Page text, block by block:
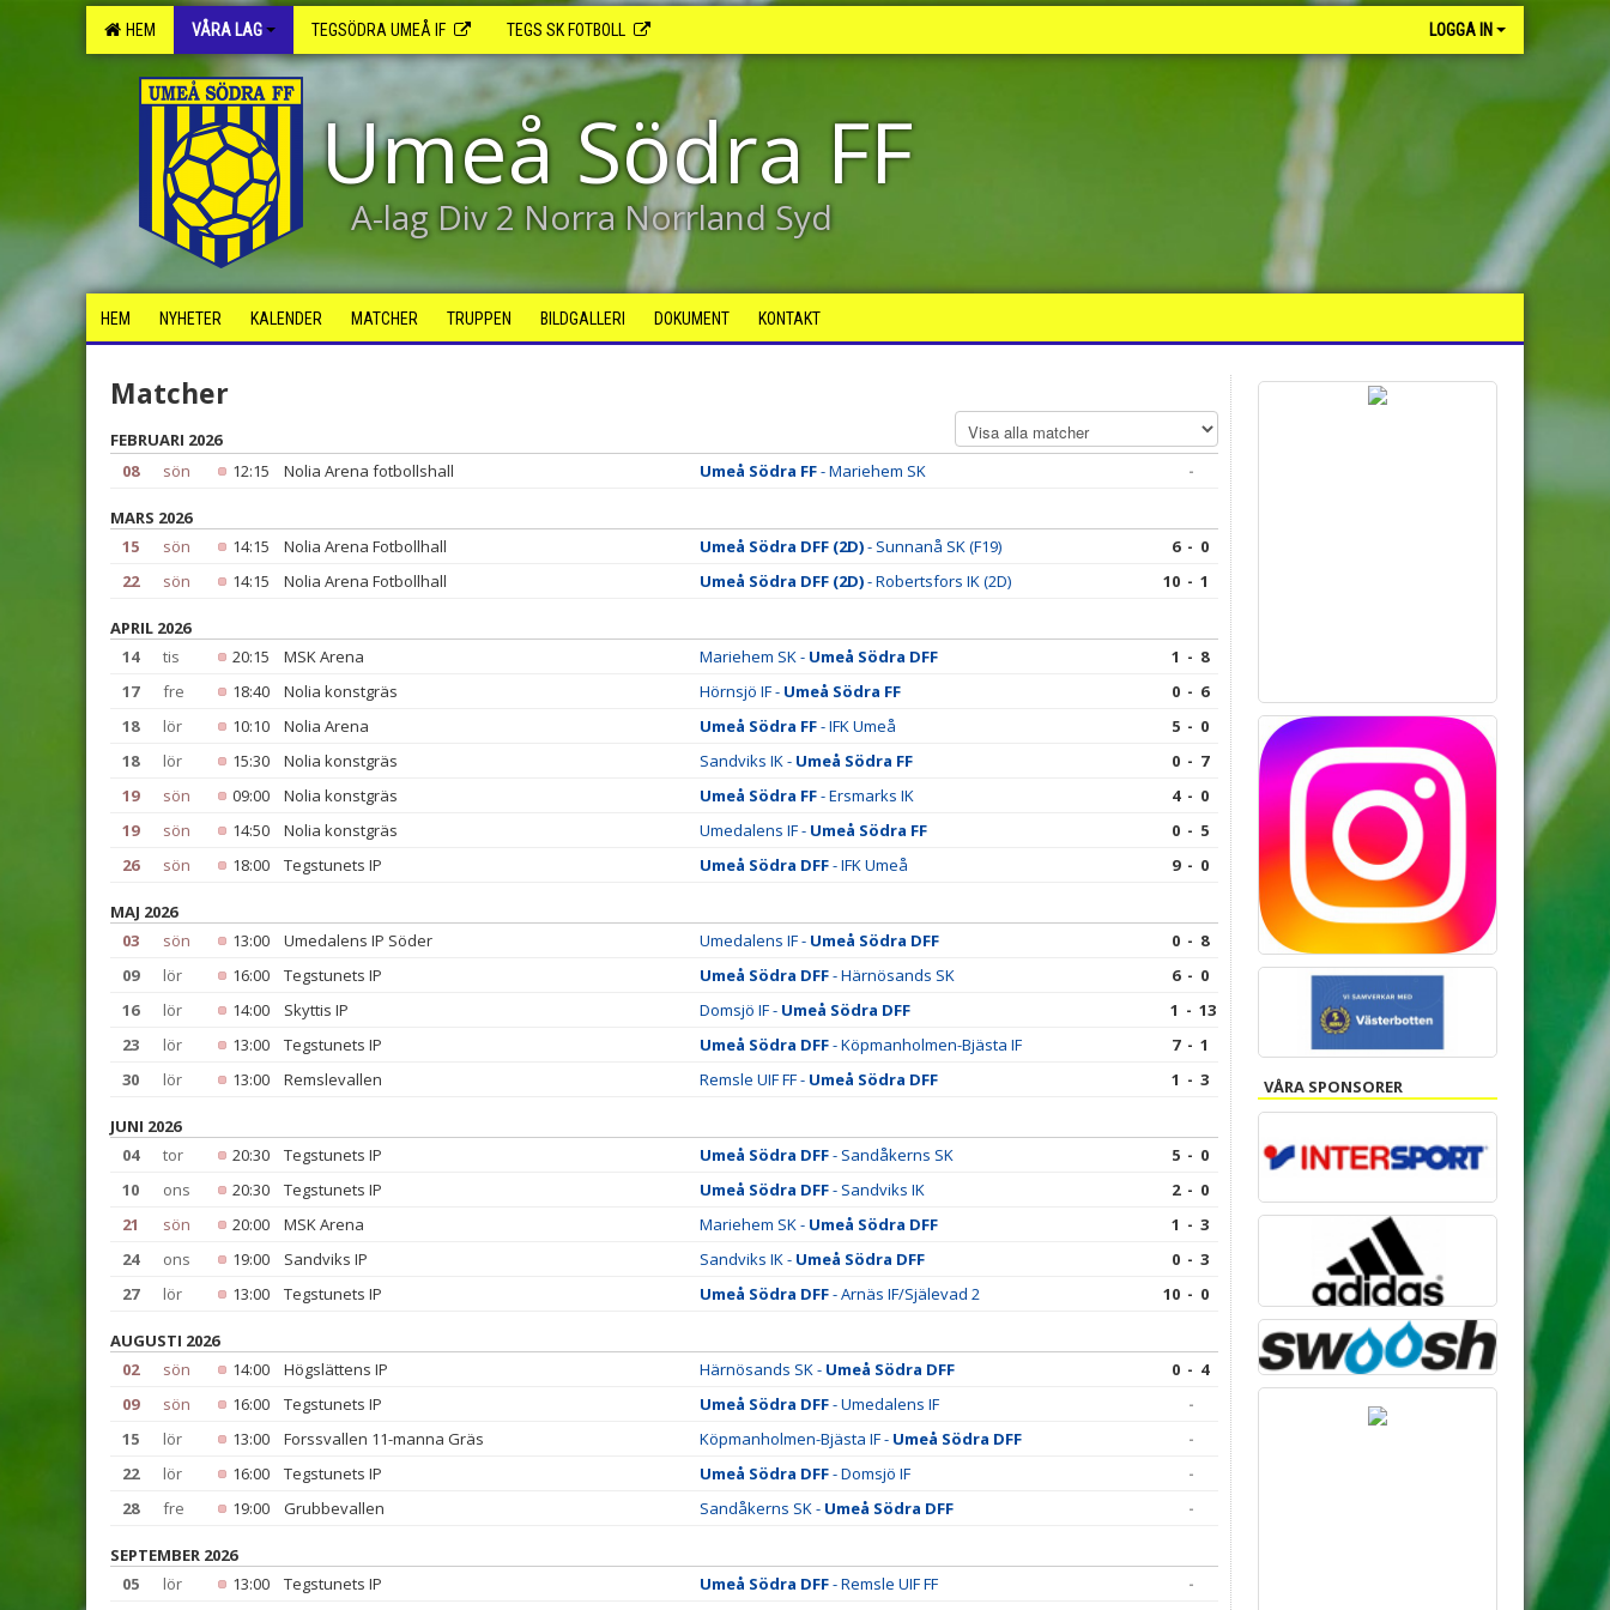
HEM VÅRA LAG TEGSÖDRA UMEÅ IF TEGS SK FOTBOLL LOGGA IN
Umeå Södra FF
A-lag Div 2 Norra Norrland Syd
HEM NYHETER KALENDER MATCHER TRUPPEN BILDGALLERI DOKUMENT KONTAKT
Matcher
FEBRUARI 2026
08
sön 12:15 Nolia Arena fotbollshall Umeå Södra FF- Mariehem SK -
MARS 2026
15
sön 14:15 Nolia Arena Fotbollhall Umeå Södra DFF (2D)- Sunnanå SK (F19)
6 - 0
22
sön 14:15 Nolia Arena Fotbollhall Umeå Södra DFF (2D)- Robertsfors IK (2D) 10 - 1
APRIL 2026
14
tis 20:15 MSK Arena Mariehem SK - Umeå Södra DFF
1 - 8
17
fre 18:40 Nolia konstgräs Hörnsjö IF - Umeå Södra FF
0 - 6
18
lör 10:10 Nolia Arena Umeå Södra FF- IFK Umeå
5 - 0
18
lör 15:30 Nolia konstgräs Sandviks IK - Umeå Södra FF
0 - 7
19
sön 09:00 Nolia konstgräs Umeå Södra FF- Ersmarks IK
4 - 0
19
sön 14:50 Nolia konstgräs Umedalens IF - Umeå Södra FF
0 - 5
26
sön 18:00 Tegstunets IP Umeå Södra DFF- IFK Umeå 9 - 0
MAJ 2026
03
sön 13:00 Umedalens IP Söder Umedalens IF - Umeå Södra DFF
0 - 8
09
lör 16:00 Tegstunets IP Umeå Södra DFF- Härnösands SK
6 - 0
16
lör 14:00 Skyttis IP Domsjö IF - Umeå Södra DFF
1 - 13
23
lör 13:00 Tegstunets IP Umeå Södra DFF- Köpmanholmen-Bjästa IF
7 - 1
30
lör 13:00 Remslevallen Remsle UIF FF - Umeå Södra DFF 1 - 3
JUNI 2026
04
tor 20:30 Tegstunets IP Umeå Södra DFF- Sandåkerns SK
5 - 0
10
ons 20:30 Tegstunets IP Umeå Södra DFF- Sandviks IK
2 - 0
21
sön 20:00 MSK Arena Mariehem SK - Umeå Södra DFF
1 - 3
24
ons 19:00 Sandviks IP Sandviks IK - Umeå Södra DFF
0 - 3
27
lör 13:00 Tegstunets IP Umeå Södra DFF- Arnäs IF/Själevad 2 10 - 0
AUGUSTI 2026
02
sön 14:00 Högslättens IP Härnösands SK - Umeå Södra DFF
0 - 4
09
sön 16:00 Tegstunets IP Umeå Södra DFF- Umedalens IF
-
15
lör 13:00 Forssvallen 11-manna Gräs Köpmanholmen-Bjästa IF - Umeå Södra DFF
-
22
lör 16:00 Tegstunets IP Umeå Södra DFF- Domsjö IF
-
28
fre 19:00 Grubbevallen Sandåkerns SK - Umeå Södra DFF -
SEPTEMBER 2026
05
lör 13:00 Tegstunets IP Umeå Södra DFF- Remsle UIF FF
-
VÅRA SPONSORER